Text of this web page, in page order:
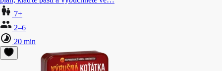
7+
2–6
20 min